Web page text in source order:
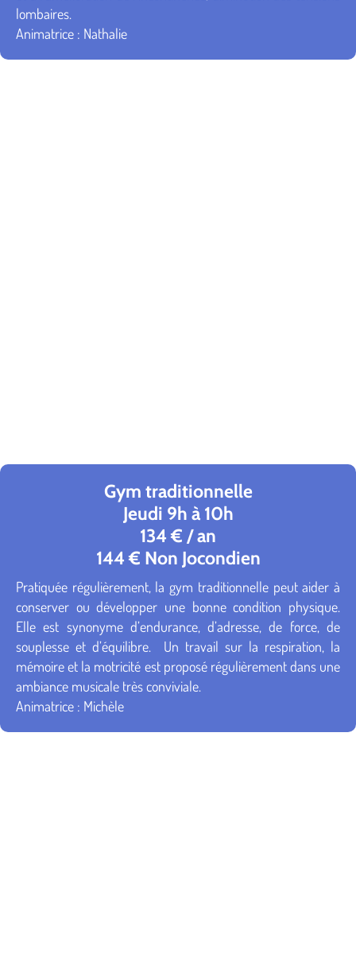
lombaires.
Animatrice : Nathalie
Gym traditionnelle
Jeudi 9h à 10h
134 € / an
144 € Non Jocondien
Pratiquée régulièrement, la gym traditionnelle peut aider à
conserver ou développer une bonne condition physique.
Elle est synonyme d’endurance, d’adresse, de force, de
souplesse et d’équilibre. Un travail sur la respiration, la
mémoire et la motricité est proposé régulièrement dans une
ambiance musicale très conviviale.
Animatrice : Michèle